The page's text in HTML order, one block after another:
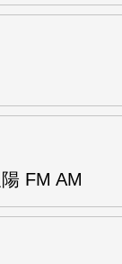
FM AM